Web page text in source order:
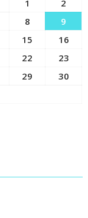
1
2
8
9
15
16
22
23
29
30